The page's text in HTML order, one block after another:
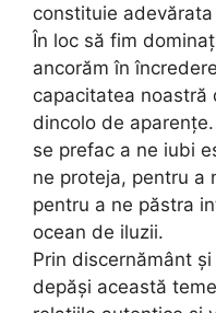
constituie
În loc să fim
ancorăm în
capacitatea noastră
dincolo de
se prefac a ne iubi
ne proteja, pentru a
pentru a ne păstra
ocean de iluzii.
Prin discernământ
depăși această